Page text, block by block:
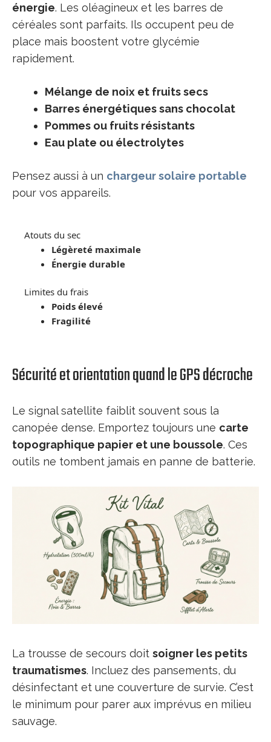
énergie. Les oléagineux et les barres de
céréales sont parfaits. Ils occupent peu de
place mais boostent votre glycémie
rapidement.
Mélange de noix et fruits secs
Barres énergétiques sans chocolat
Pommes ou fruits résistants
Eau plate ou électrolytes
Pensez aussi à un chargeur solaire portable
pour vos appareils.
Atouts du sec
Légèreté maximale
Énergie durable
Limites du frais
Poids élevé
Fragilité
Sécurité et orientation quand le GPS décroche
Le signal satellite faiblit souvent sous la
canopée dense. Emportez toujours une carte
topographique papier et une boussole. Ces
outils ne tombent jamais en panne de batterie.
La trousse de secours doit soigner les petits
traumatismes. Incluez des pansements, du
désinfectant et une couverture de survie. C’est
le minimum pour parer aux imprévus en milieu
sauvage.